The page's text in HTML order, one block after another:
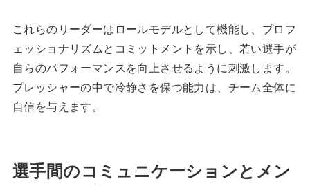
これらのリーダーはロールモデルとして機能し、プロフ
ェッショナリズムとコミットメントを示し、若い選手が
自らのパフォーマンスを向上させるように刺激します。
プレッシャーの中で冷静さを保つ能力は、チーム全体に
自信を与えます。
選手間のコミュニケーションとメン